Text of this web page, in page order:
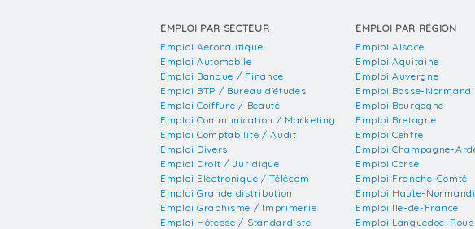
EMPLOI PAR SECTEUR
Emploi Aéronautique
Emploi Automobile
Emploi Banque / Finance
Emploi BTP / Bureau d'études
Emploi Coiffure / Beauté
Emploi Communication / Marketing
Emploi Comptabilité / Audit
Emploi Divers
Emploi Droit / Juridique
Emploi Electronique / Télécom
Emploi Grande distribution
Emploi Graphisme / Imprimerie
Emploi Hôtesse / Standardiste
EMPLOI PAR RÉGION
Emploi Alsace
Emploi Aquitaine
Emploi Auvergne
Emploi Basse-
Emploi Bourgogne
Emploi Bretagne
Emploi Centre
Emploi Champagne-
Emploi Corse
Emploi Franche-Comté
Emploi Haute-
Emploi Ile-de-France
Emploi Languedoc-